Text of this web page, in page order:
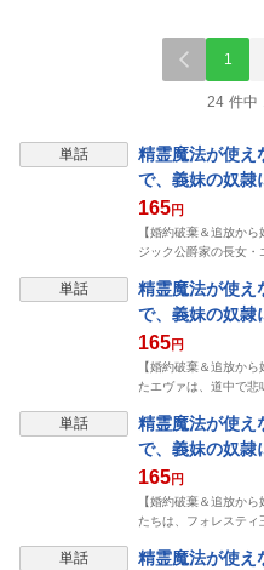
1
24 件中
単話
精霊魔法が使え
で、義妹の奴隷
165円
【婚約破棄＆追放か
ジック公爵家の長女・
単話
精霊魔法が使え
で、義妹の奴隷
165円
【婚約破棄＆追放か
たエヴァは、道中で悲
単話
精霊魔法が使え
で、義妹の奴隷
165円
【婚約破棄＆追放か
たちは、フォレスティ
単話 精霊魔法が使え